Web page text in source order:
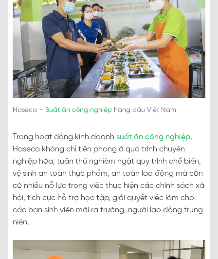
Haseca – Suất ăn công nghiệp hàng đầu Việt Nam
Trong hoạt động kinh doanh suất ăn công nghiệp,
Haseca không chỉ tiên phong ở quá trình chuyên
nghiệp hóa, tuân thủ nghiêm ngặt quy trình chế biến,
vệ sinh an toàn thực phẩm, an toàn lao động mà còn
có nhiều nỗ lực trong việc thực hiện các chính sách xã
hội, tích cực hỗ trợ học tập, giải quyết việc làm cho
các bạn sinh viên mới ra trường, người lao động trung
niên.